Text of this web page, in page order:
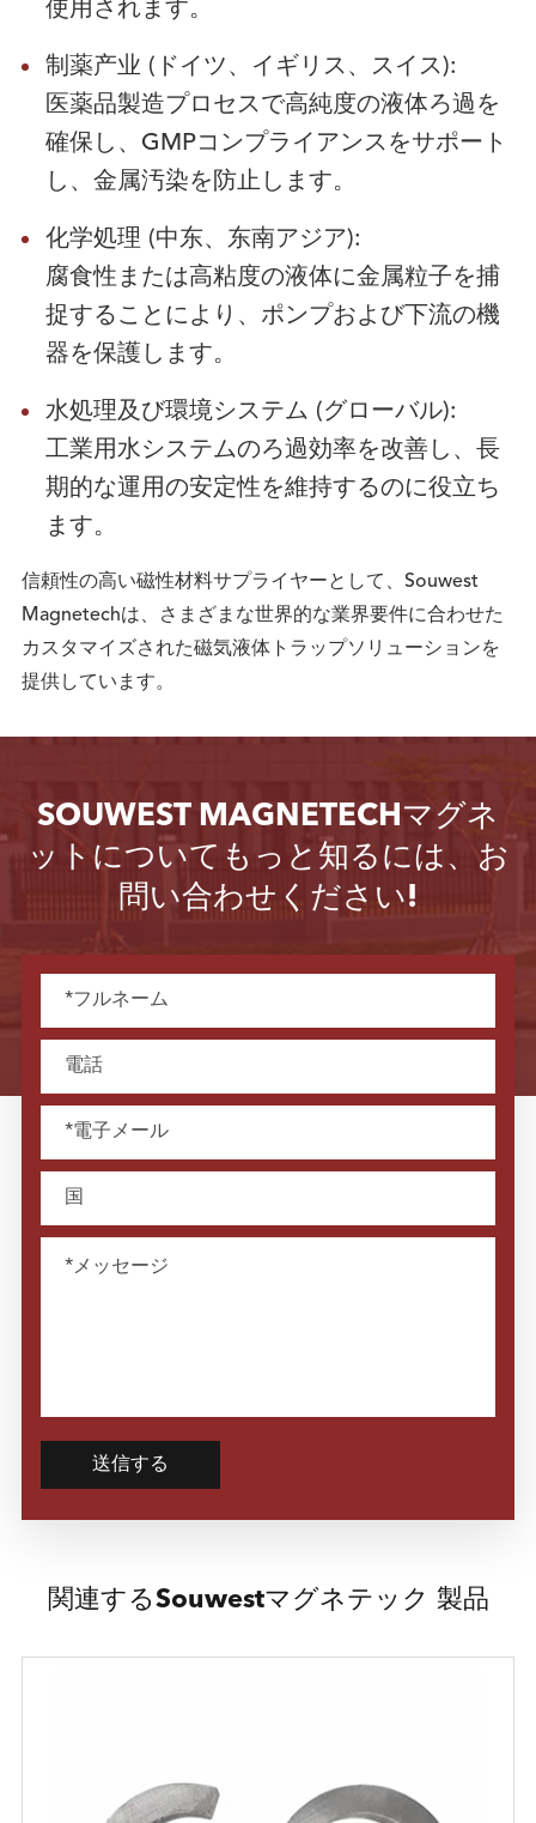
使用されます。
制薬产业 (ドイツ、イギリス、スイス):
医薬品製造プロセスで高純度の液体ろ過を
確保し、GMPコンプライアンスをサポート
し、金属汚染を防止します。
化学処理 (中东、东南アジア):
腐食性または高粘度の液体に金属粒子を捕
捉することにより、ポンプおよび下流の機
器を保護します。
水処理及び環境システム (グローバル):
工業用水システムのろ過効率を改善し、長
期的な運用の安定性を維持するのに役立ち
ます。
信頼性の高い磁性材料サプライヤーとして、Souwest
Magnetechは、さまざまな世界的な業界要件に合わせた
カスタマイズされた磁気液体トラップソリューションを
提供しています。
SOUWEST MAGNETECHマグネ
ットについてもっと知るには、お
問い合わせください!
送信する
関連するSouwestマグネテック 製品